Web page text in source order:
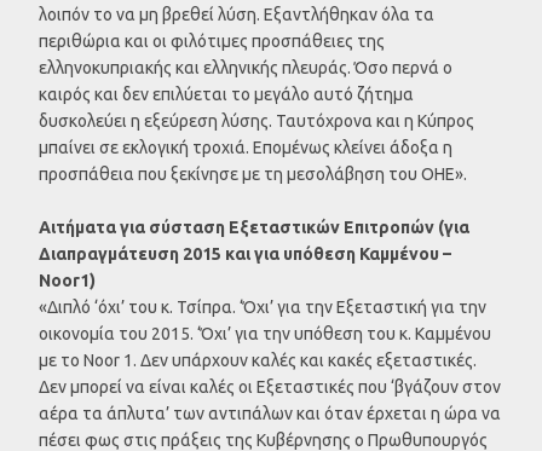
λοιπόν το να μη βρεθεί λύση. Εξαντλήθηκαν όλα τα
περιθώρια και οι φιλότιμες προσπάθειες της
ελληνοκυπριακής και ελληνικής πλευράς. Όσο περνά ο
καιρός και δεν επιλύεται το μεγάλο αυτό ζήτημα
δυσκολεύει η εξεύρεση λύσης. Ταυτόχρονα και η Κύπρος
μπαίνει σε εκλογική τροχιά. Επομένως κλείνει άδοξα η
προσπάθεια που ξεκίνησε με τη μεσολάβηση του ΟΗΕ».
Αιτήματα για σύσταση Εξεταστικών Επιτροπών (για
Διαπραγμάτευση 2015 και για υπόθεση Καμμένου –
Noor1)
«Διπλό ‘όχι’ του κ. Τσίπρα. ‘Όχι’ για την Εξεταστική για την
οικονομία του 2015. ‘Όχι’ για την υπόθεση του κ. Καμμένου
με το Noor 1. Δεν υπάρχουν καλές και κακές εξεταστικές.
Δεν μπορεί να είναι καλές οι Εξεταστικές που ‘βγάζουν στον
αέρα τα άπλυτα’ των αντιπάλων και όταν έρχεται η ώρα να
πέσει φως στις πράξεις της Κυβέρνησης ο Πρωθυπουργός